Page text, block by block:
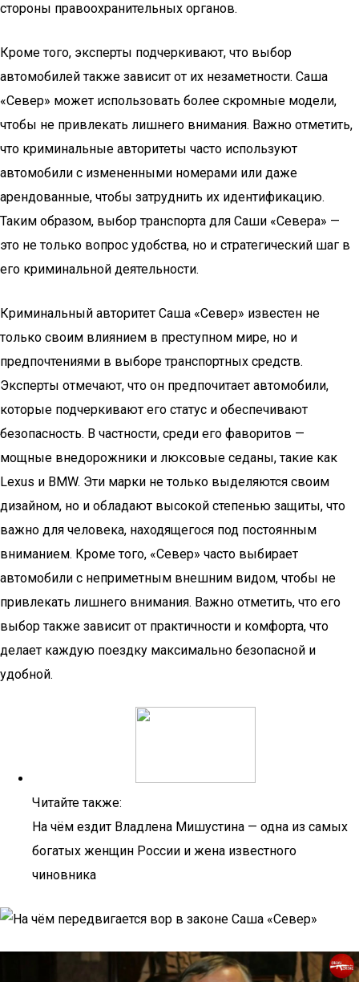
стороны правоохранительных органов.
Кроме того, эксперты подчеркивают, что выбор
автомобилей также зависит от их незаметности. Саша
«Север» может использовать более скромные модели,
чтобы не привлекать лишнего внимания. Важно отметить,
что криминальные авторитеты часто используют
автомобили с измененными номерами или даже
арендованные, чтобы затруднить их идентификацию.
Таким образом, выбор транспорта для Саши «Севера» —
это не только вопрос удобства, но и стратегический шаг в
его криминальной деятельности.
Криминальный авторитет Саша «Север» известен не
только своим влиянием в преступном мире, но и
предпочтениями в выборе транспортных средств.
Эксперты отмечают, что он предпочитает автомобили,
которые подчеркивают его статус и обеспечивают
безопасность. В частности, среди его фаворитов —
мощные внедорожники и люксовые седаны, такие как
Lexus и BMW. Эти марки не только выделяются своим
дизайном, но и обладают высокой степенью защиты, что
важно для человека, находящегося под постоянным
вниманием. Кроме того, «Север» часто выбирает
автомобили с неприметным внешним видом, чтобы не
привлекать лишнего внимания. Важно отметить, что его
выбор также зависит от практичности и комфорта, что
делает каждую поездку максимально безопасной и
удобной.
Читайте также:
На чём ездит Владлена Мишустина — одна из самых
богатых женщин России и жена известного
чиновника